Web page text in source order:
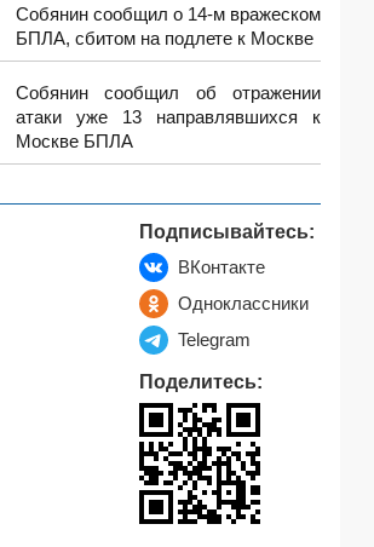
Собянин сообщил о 14-м вражеском
БПЛА, сбитом на подлете к Москве
Собянин сообщил об отражении
атаки уже 13 направлявшихся к
Москве БПЛА
Подписывайтесь:
ВКонтакте
Одноклассники
Telegram
Поделитесь: